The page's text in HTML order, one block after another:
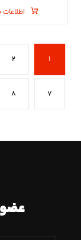
۱ ۲
۷ ۸